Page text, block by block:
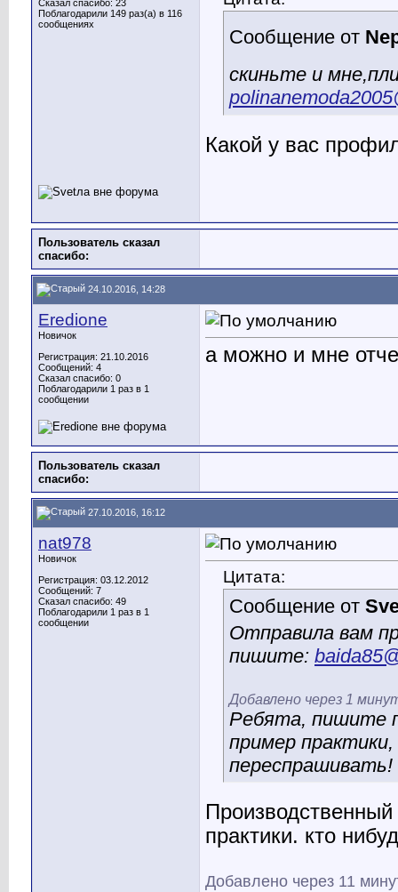
Сказал спасибо: 23
Поблагодарили 149 раз(а) в 116
сообщениях
Сообщение от
скиньте и
Какой у вас
Пользователь сказал
cпасибо:
24.10.2016, 14:28
Eredione
Новичок
Регистрация: 21.10.2016
Сообщений: 4
Сказал спасибо: 0
Поблагодарили 1 раз в 1
сообщении
а можно и мне
Пользователь сказал
cпасибо:
27.10.2016, 16:12
nat978
Новичок
Регистрация: 03.12.2012
Сообщений: 7
Сказал спасибо: 49
Поблагодарили 1 раз в 1
сообщении
Цитата:
Сообщение от
Отправила вам
пишите:
Добавлено через 1
Ребята, пишите
пример
переспрашивать!
практики. кто
Добавлено через 11